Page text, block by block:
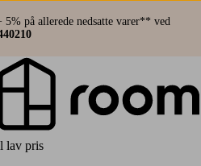
på allerede nedsatte varer** ved
lav pris